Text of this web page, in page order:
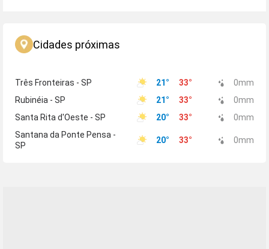
Cidades próximas
Três Fronteiras - SP 21° 33° 0mm
Rubinéia - SP
21° 33° 0mm
Santa Rita d'Oeste - SP
20° 33° 0mm
Santana da Ponte Pensa -
SP
20° 33° 0mm